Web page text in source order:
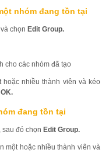
nhóm đang tồn tại
chọn Edit Group.
cho các nhóm đã tạo
nhiều thành viên và kéo
OK.
đang tồn tại
sau đó chọn Edit Group.
một hoặc nhiều thành viên và